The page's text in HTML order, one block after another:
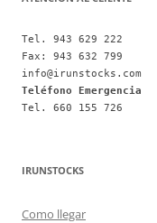
Tel. 943 629 222
Fax: 943 632 799
info@irunstocks.com
Teléfono Emergencia
Tel. 660 155 726
IRUNSTOCKS
Como llegar